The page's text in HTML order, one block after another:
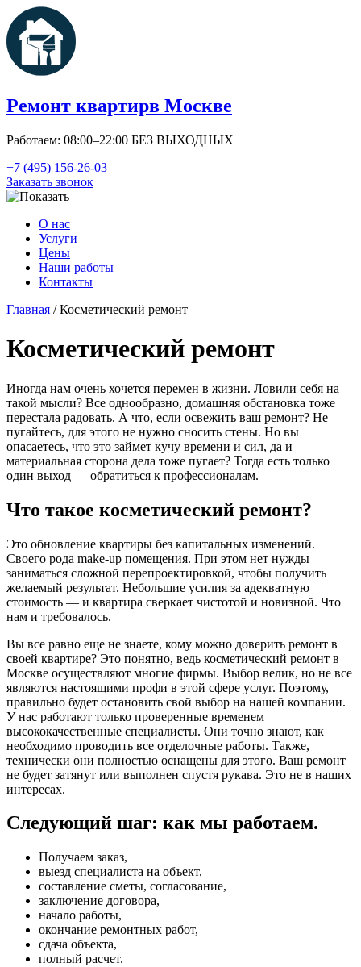
Ремонт квартирв Москве
Работаем: 08:00–22:00 БЕЗ ВЫХОДНЫХ
+7 (495) 156-26-03
Заказать звонок
О нас
Услуги
Цены
Наши работы
Контакты
Главная / Косметический ремонт
Косметический ремонт
Иногда нам очень хочется перемен в жизни. Ловили себя на
такой мысли? Все однообразно, домашняя обстановка тоже
перестала радовать. А что, если освежить ваш ремонт? Не
пугайтесь, для этого не нужно сносить стены. Но вы
опасаетесь, что это займет кучу времени и сил, да и
материальная сторона дела тоже пугает? Тогда есть только
один выход — обратиться к профессионалам.
Что такое косметический ремонт?
Это обновление квартиры без капитальных изменений.
Своего рода make-up помещения. При этом нет нужды
заниматься сложной перепроектировкой, чтобы получить
желаемый результат. Небольшие усилия за адекватную
стоимость — и квартира сверкает чистотой и новизной. Что
нам и требовалось.
Вы все равно еще не знаете, кому можно доверить ремонт в
своей квартире? Это понятно, ведь косметический ремонт в
Москве осуществляют многие фирмы. Выбор велик, но не все
являются настоящими профи в этой сфере услуг. Поэтому,
правильно будет остановить свой выбор на нашей компании.
У нас работают только проверенные временем
высококачественные специалисты. Они точно знают, как
необходимо проводить все отделочные работы. Также,
технически они полностью оснащены для этого. Ваш ремонт
не будет затянут или выполнен спустя рукава. Это не в наших
интересах.
Следующий шаг: как мы работаем.
Получаем заказ,
выезд специалиста на объект,
составление сметы, согласование,
заключение договора,
начало работы,
окончание ремонтных работ,
сдача объекта,
полный расчет.